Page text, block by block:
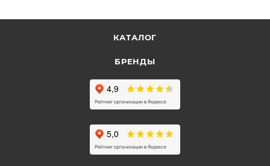
КАТАЛОГ
БРЕНДЫ